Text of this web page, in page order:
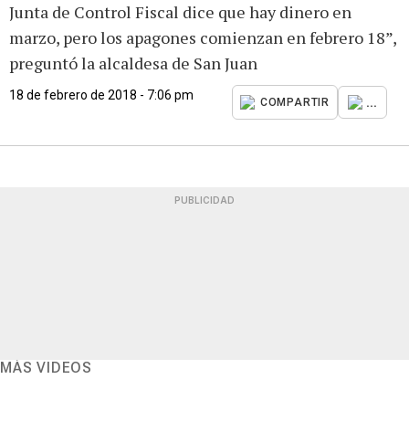
Junta de Control Fiscal dice que hay dinero en
marzo, pero los apagones comienzan en febrero 18”,
preguntó la alcaldesa de San Juan
18 de febrero de 2018 - 7:06 pm
COMPARTIR ...
PUBLICIDAD
MÁS VIDEOS